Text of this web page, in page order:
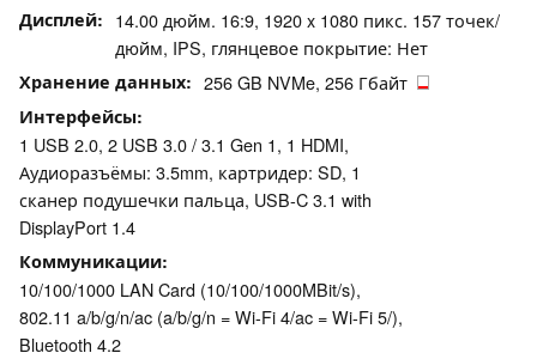
Дисплей
14.00 дюйм. 16:9, 1920 x 1080 пикс. 157 точек/
дюйм, IPS, глянцевое покрытие: Нет
Хранение данных 256 GB NVMe, 256 Гбайт
Интерфейсы
1 USB 2.0, 2 USB 3.0 / 3.1 Gen 1, 1 HDMI,
Аудиоразъёмы: 3.5mm, картридер: SD, 1
сканер подушечки пальца, USB-C 3.1 with
DisplayPort 1.4
Коммуникации
10/100/1000 LAN Card (10/100/1000MBit/s),
802.11 a/b/g/n/ac (a/b/g/n = Wi-Fi 4/ac = Wi-Fi 5/),
Bluetooth 4.2